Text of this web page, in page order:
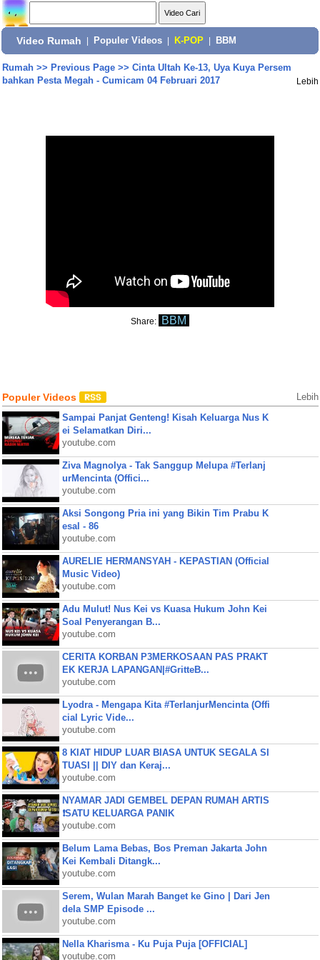
Video Rumah Populer Videos K-POP BBM
Rumah>> Previous Page>> Cinta Ultah Ke-13, Uya Kuya Persem
bahkan Pesta Megah - Cumicam 04 Februari 2017
Lebih
Share: BBM
Populer Videos Lebih
Sampai Panjat Genteng! Kisah Keluarga Nus K
ei Selamatkan Diri...
youtube.com
Ziva Magnolya - Tak Sanggup Melupa #Terlanj
urMencinta (Offici...
youtube.com
Aksi Songong Pria ini yang Bikin Tim Prabu K
esal - 86
youtube.com
AURELIE HERMANSYAH - KEPASTIAN (Official
Music Video)
youtube.com
Adu Mulut! Nus Kei vs Kuasa Hukum John Kei
Soal Penyerangan B...
youtube.com
CERITA KORBAN P3MERKOSAAN PAS PRAKT
EK KERJA LAPANGAN|#GritteB...
youtube.com
Lyodra - Mengapa Kita #TerlanjurMencinta (Offi
cial Lyric Vide...
youtube.com
8 KIAT HIDUP LUAR BIASA UNTUK SEGALA SI
TUASI || DIY dan Keraj...
youtube.com
NYAMAR JADI GEMBEL DEPAN RUMAH ARTIS
❗SATU KELUARGA PANIK
youtube.com
Belum Lama Bebas, Bos Preman Jakarta John
Kei Kembali Ditangk...
youtube.com
Serem, Wulan Marah Banget ke Gino | Dari Jen
dela SMP Episode ...
youtube.com
Nella Kharisma - Ku Puja Puja [OFFICIAL]
youtube.com